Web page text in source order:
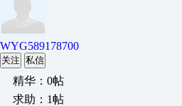
WYG589178700
关注 私信
精华：0帖
求助：1帖